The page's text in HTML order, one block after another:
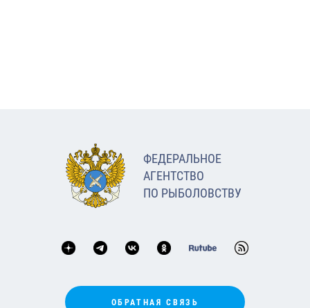
ФЕДЕРАЛЬНОЕ
АГЕНТСТВО
ПО РЫБОЛОВСТВУ
ОБРАТНАЯ СВЯЗЬ